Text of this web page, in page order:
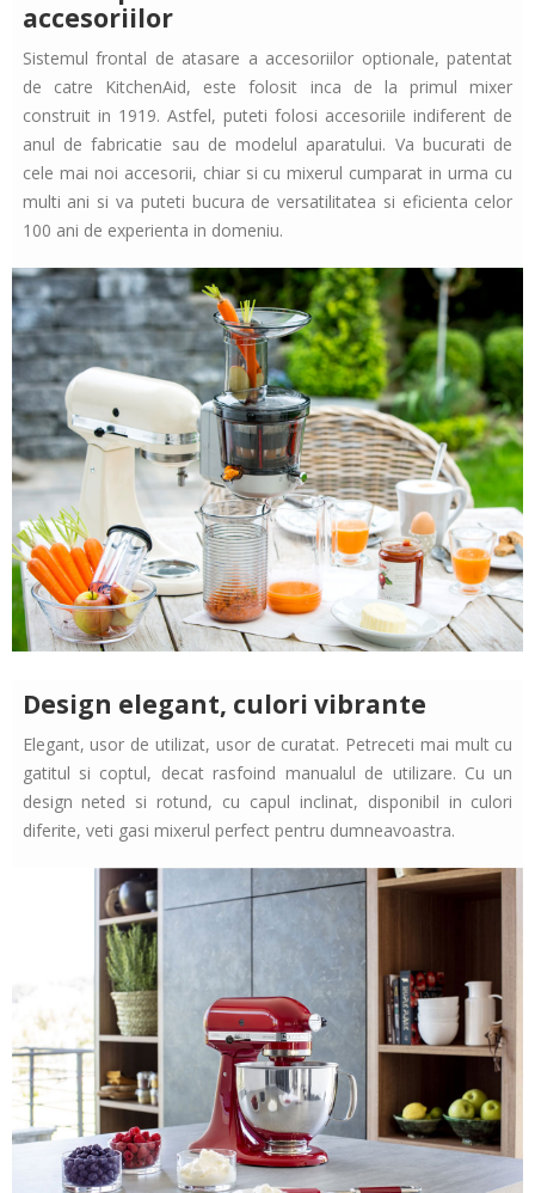
accesoriilor
Sistemul frontal de atasare a accesoriilor optionale, patentat
de catre KitchenAid, este folosit inca de la primul mixer
construit in 1919. Astfel, puteti folosi accesoriile indiferent de
anul de fabricatie sau de modelul aparatului. Va bucurati de
cele mai noi accesorii, chiar si cu mixerul cumparat in urma cu
multi ani si va puteti bucura de versatilitatea si eficienta celor
100 ani de experienta in domeniu.
Design elegant, culori vibrante
Elegant, usor de utilizat, usor de curatat. Petreceti mai mult cu
gatitul si coptul, decat rasfoind manualul de utilizare. Cu un
design neted si rotund, cu capul inclinat, disponibil in culori
diferite, veti gasi mixerul perfect pentru dumneavoastra.